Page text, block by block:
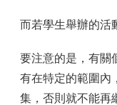
而若學生舉辦的活
要注意的是，有關
有在特定的範圍內
集，否則就不能再